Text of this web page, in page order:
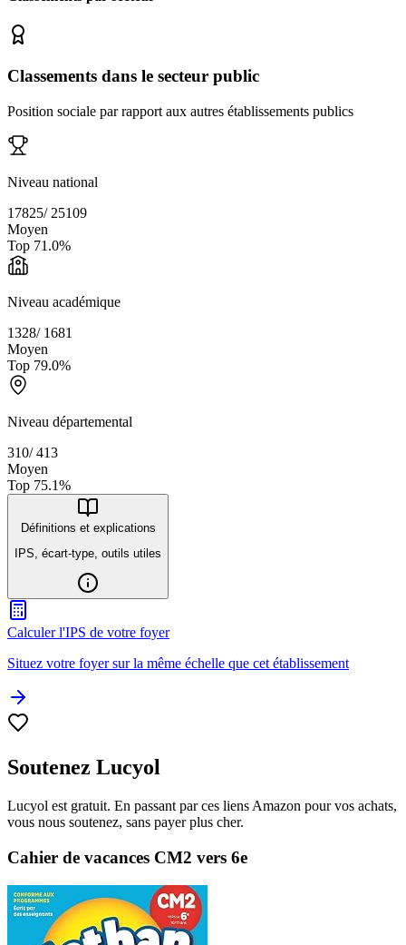
Classements dans le secteur public
Position sociale par rapport aux autres établissements publics
Niveau national
17825/ 25109
Moyen
Top 71.0%
Niveau académique
1328/ 1681
Moyen
Top 79.0%
Niveau départemental
310/413
Moyen
Top 75.1%
Définitions et explications
IPS, écart-type, outils utiles
Calculer l'IPS de votre foyer
Situez votre foyer sur la même échelle que cet établissement
Soutenez Lucyol
Lucyol est gratuit. En passant par ces liens Amazon pour vos achats,
vous nous soutenez, sans payer plus cher.
Cahier de vacances CM2 vers 6e